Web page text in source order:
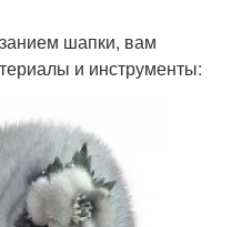
шапки, вам
и инструменты: